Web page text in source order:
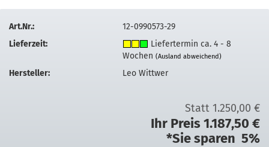
Art.Nr.:
12-0990573-29
Lieferzeit:
Liefertermin ca. 4 - 8
Wochen(Ausland abweichend)
Hersteller: Leo Wittwer
Statt 1.250,00 €
Ihr Preis 1.187,50 €
*Sie sparen 5%